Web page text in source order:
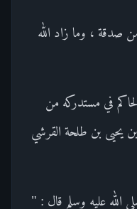
، وما زاد الله
في مستدركه من
يحيى بن طلحة القرشي
عليه وسلم قال : "